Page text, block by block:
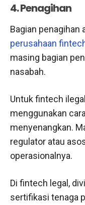
4. Penagihan
Bagian
perusahaan
masing bagian
nasabah.
Untuk fintech
menggunakan
menyenangkan.
regulator atau
operasionalnya.
Di fintech legal,
sertifikasi tenaga